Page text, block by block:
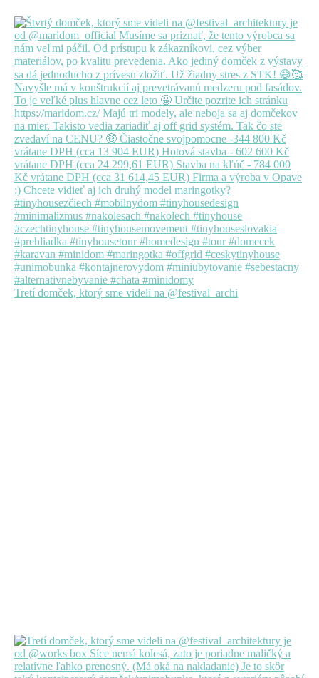
Tretí domček, ktorý sme videli na @festival_archi